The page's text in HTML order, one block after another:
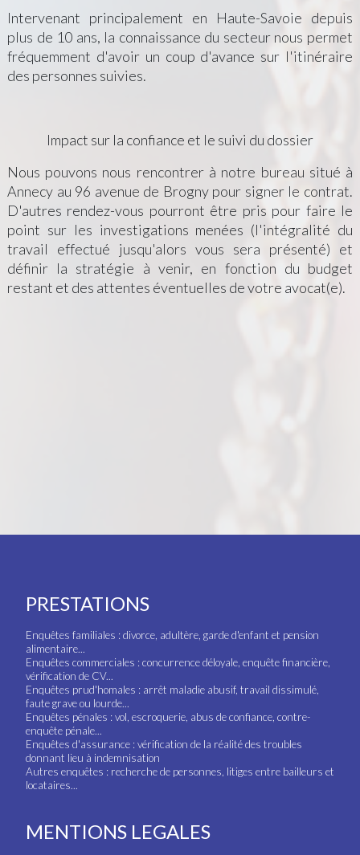
Intervenant principalement en Haute-Savoie depuis
plus de 10 ans, la connaissance du secteur nous permet
fréquemment d'avoir un coup d'avance sur l'itinéraire
des personnes suivies.
Impact sur la confiance et le suivi du dossier
Nous pouvons nous rencontrer à notre bureau situé à
Annecy au 96 avenue de Brogny pour signer le contrat.
D'autres rendez-vous pourront être pris pour faire le
point sur les investigations menées (l'intégralité du
travail effectué jusqu'alors vous sera présenté) et
définir la stratégie à venir, en fonction du budget
restant et des attentes éventuelles de votre avocat(e).
PRESTATIONS
Enquêtes familiales : divorce, adultère, garde d'enfant et pension
alimentaire...
Enquêtes commerciales : concurrence déloyale, enquête financière,
vérification de CV...
Enquêtes prud'homales : arrêt maladie abusif, travail dissimulé,
faute grave ou lourde...
Enquêtes pénales : vol, escroquerie, abus de confiance, contre-
enquête pénale...
Enquêtes d'assurance : vérification de la réalité des troubles
donnant lieu à indemnisation
Autres enquêtes : recherche de personnes, litiges entre bailleurs et
locataires...
MENTIONS LEGALES